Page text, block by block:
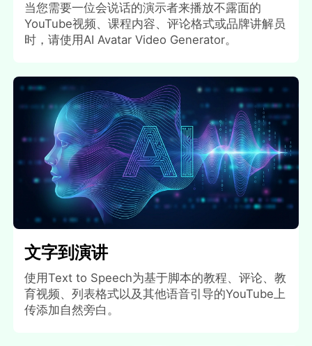
当您需要一位会说话的演示者来播放不露面的
YouTube视频、课程内容、评论格式或品牌讲解员
时，请使用AI Avatar Video Generator。
文字到演讲
使用Text to Speech为基于脚本的教程、评论、教
育视频、列表格式以及其他语音引导的YouTube上
传添加自然旁白。